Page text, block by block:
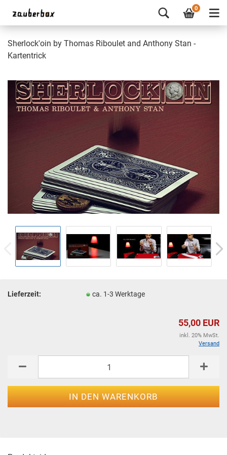
0
Sherlock'oin by Thomas Riboulet and Anthony Stan -
Kartentrick
Lieferzeit: ca. 1-3 Werktage
55,00 EUR
inkl. 20% MwSt.
Versand